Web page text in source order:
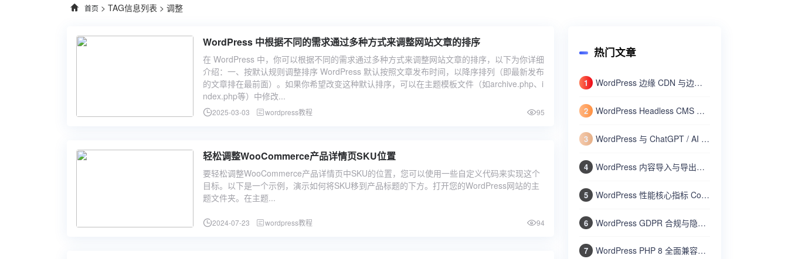
首页 > TAG信息列表 > 调整
WordPress 中根据不同的需求通过多种方式来调整网站文章的排序
在 WordPress 中，你可以根据不同的需求通过多种方式来调整网站文章的排序，以下为你详细
介绍：一、按默认规则调整排序 WordPress 默认按照文章发布时间，以降序排列（即最新发布
的文章排在最前面）。如果你希望改变这种默认排序，可以在主题模板文件（如archive.php、i
ndex.php等）中修改...
2025-03-03 wordpress教程 95
轻松调整WooCommerce产品详情页SKU位置
要轻松调整WooCommerce产品详情页中SKU的位置，您可以使用一些自定义代码来实现这个
目标。以下是一个示例，演示如何将SKU移到产品标题的下方。打开您的WordPress网站的主
题文件夹。在主题...
2024-07-23 wordpress教程 94
热门文章
1 WordPress 边缘 CDN 与边缘计算实战：使用 Cloudflare Workers 加速动态内容与全球分发
2 WordPress Headless CMS 无头架构完全指南：将 WordPress 作为内容 API 结合 Next.js/Nuxt 构建网站
3 WordPress 与 ChatGPT / AI 人工智能集成实战：自动生成文章摘要、SEO 标题和智能客服机器人
4 WordPress 内容导入与导出高级指南：使用 WP-CLI 和内置工具批量迁移文章、用户和设置
5 WordPress 性能核心指标 Core Web Vitals 优化：LCP、FID、CLS 的测量与改进方法
6 WordPress GDPR 合规与隐私保护全攻略：Cookie 通知、数据导出、隐私政策、用户数据删除
7 WordPress PHP 8 全面兼容指南：检查现有代码、处理废弃函数、提升性能和安全